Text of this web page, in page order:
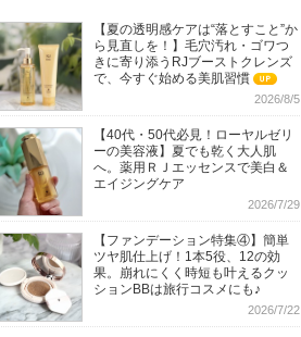
【夏の透明感ケアは“落とすこと”か
ら見直しを！】毛穴汚れ・ゴワつ
きに寄り添うRJブーストクレンズ
で、今すぐ始める美肌習慣
UP
2026/8/5
【40代・50代必見！ローヤルゼリ
ーの美容液】夏でも乾く大人肌
へ。薬用ＲＪエッセンスで美白＆
エイジングケア
2026/7/29
【ファンデーション特集④】簡単
ツヤ肌仕上げ！1本5役、12の効
果。崩れにくく時短も叶えるクッ
ションBBは旅行コスメにも♪
2026/7/22